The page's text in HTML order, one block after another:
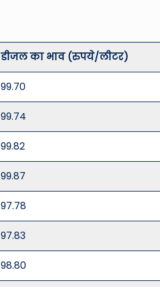
डीजल का भाव (रुपये/लीटर)
99.70
99.74
99.82
99.87
97.78
97.83
98.80